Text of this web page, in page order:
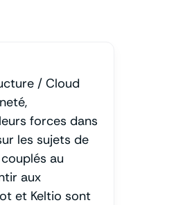
/ Cloud
forces dans
les sujets de
au
aux
et Keltio sont